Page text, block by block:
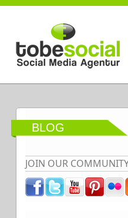
BLOG
JOIN OUR